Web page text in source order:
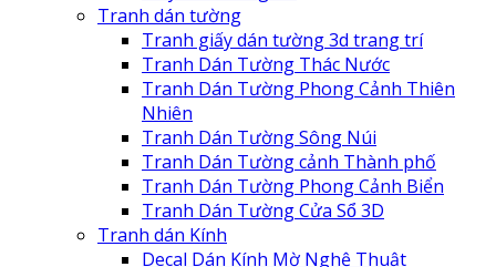
Tranh dán tường
Tranh giấy dán tường 3d trang trí
Tranh Dán Tường Thác Nước
Tranh Dán Tường Phong Cảnh Thiên
Nhiên
Tranh Dán Tường Sông Núi
Tranh Dán Tường cảnh Thành phố
Tranh Dán Tường Phong Cảnh Biển
Tranh Dán Tường Cửa Sổ 3D
Tranh dán Kính
Decal Dán Kính Mờ Nghệ Thuật